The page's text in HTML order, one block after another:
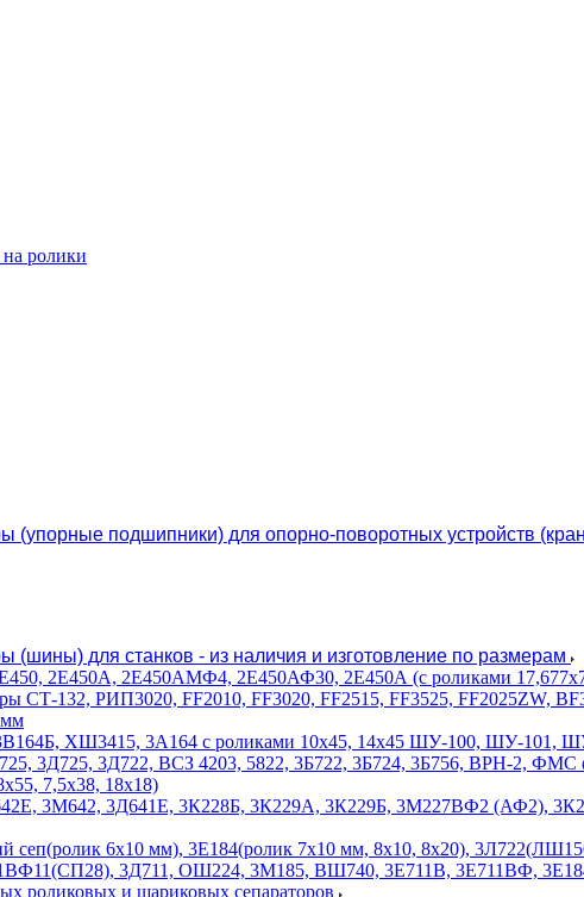
ролики
(упорные подшипники) для опорно-поворотных устройств
(шины) для станков - из наличия и изготовление по размерам
2Е450А, 2Е450АМФ4, 2Е450АФ30, 2Е450А (с роликами
СТ-132, РИП3020, FF2010, FF3020, FF2515, FF3525, FF2025ZW,
мм
ХШ3415, 3А164 с роликами 10х45, 14х45 ШУ-100, ШУ-101,
3Д725, 3Д722, ВСЗ 4203, 5822, 3Б722, 3Б724, 3Б756, ВРН-2, ФМС
7,5х38, 18х18)
3М642, 3Д641Е, 3К228Б, 3К229А, 3К229Б, 3М227ВФ2 (АФ2),
сеп(ролик 6х10 мм), 3Е184(ролик 7х10 мм, 8х10, 8х20),
3Д711, ОШ224, 3М185, ВШ740, 3Е711В, 3Е711ВФ,
роликовых и шариковых сепараторов